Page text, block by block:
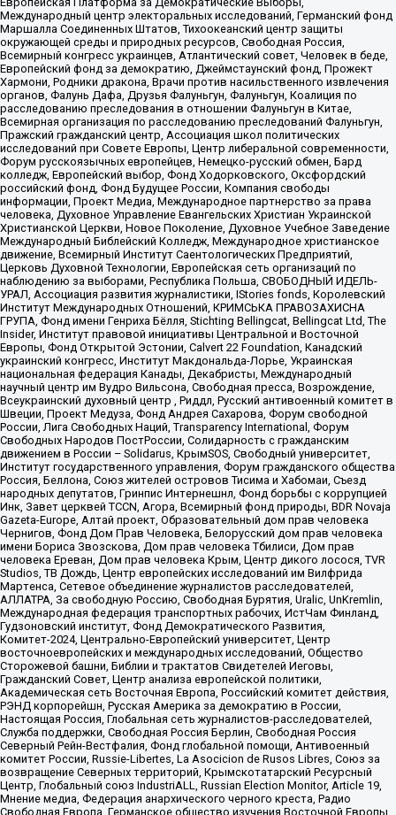
Международный центр электоральных исследований, Германский фонд
Маршалла Соединенных Штатов, Тихоокеанский центр защиты
окружающей среды и природных ресурсов, Свободная Россия,
Всемирный конгресс украинцев, Атлантический совет, Человек в беде,
Европейский фонд за демократию, Джеймстаунский фонд, Прожект
Хармони, Родники дракона, Врачи против насильственного извлечения
органов, Фалунь Дафа, Друзья Фалуньгун, Фалуньгун, Коалиция по
расследованию преследования в отношении Фалуньгун в Китае,
Всемирная организация по расследованию преследований Фалуньгун,
Пражский гражданский центр, Ассоциация школ политических
исследований при Совете Европы, Центр либеральной современности,
Форум русскоязычных европейцев, Немецко-русский обмен, Бард
колледж, Европейский выбор, Фонд Ходорковского, Оксфордский
российский фонд, Фонд Будущее России, Компания свободы
информации, Проект Медиа, Международное партнерство за права
человека, Духовное Управление Евангельских Христиан Украинской
Христианской Церкви, Новое Поколение, Духовное Учебное Заведение
Международный Библейский Колледж, Международное христианское
движение, Всемирный Институт Саентологических Предприятий,
Церковь Духовной Технологии, Европейская сеть организаций по
наблюдению за выборами, Республика Польша, СВОБОДНЫЙ ИДЕЛЬ-
УРАЛ, Ассоциация развития журналистики, IStories fonds, Королевский
Институт Международных Отношений, КРИМСЬКА ПРАВОЗАХИСНА
ГРУПА, Фонд имени Генриха Бёлля, Stichting Bellingcat, Bellingcat Ltd, The
Insider, Институт правовой инициативы Центральной и Восточной
Европы, Фонд Открытой Эстонии, Calvert 22 Foundation, Канадский
украинский конгресс, Институт Макдональда-Лорье, Украинская
национальная федерация Канады, Декабристы, Международный
научный центр им Вудро Вильсона, Свободная пресса, Возрождение,
Всеукраинский духовный центр , Риддл, Русский антивоенный комитет в
Швеции, Проект Медуза, Фонд Андрея Сахарова, Форум свободной
России, Лига Свободных Наций, Transparеncy International, Форум
Свободных Народов ПостРоссии, Солидарность с гражданским
движением в России – Solidarus, КрымSOS, Свободный университет,
Институт государственного управления, Форум гражданского общества
Россия, Беллона, Союз жителей островов Тисима и Хабомаи, Съезд
народных депутатов, Гринпис Интернешнл, Фонд борьбы с коррупцией
Инк, Завет церквей TCCN, Агора, Всемирный фонд природы, BDR Novaja
Gazeta-Europe, Алтай проект, Образовательный дом прав человека
Чернигов, Фонд Дом Прав Человека, Белорусский дом прав человека
имени Бориса Звозскова, Дом прав человека Тбилиси, Дом прав
человека Ереван, Дом прав человека Крым, Центр дикого лосося, TVR
Studios, ТВ Дождь, Центр европейских исследований им Вилфрида
Мартенса, Сетевое объединение журналистов расследователей,
АЛЛАТРА, За свободную Россию, Свободная Бурятия, Uralic, UnKremlin,
Международная федерация транспортных рабочих, ИстЧам Финланд,
Гудзоновский институт, Фонд Демократического Развития,
Комитет-2024, Центрально-Европейский университет, Центр
восточноевропейских и международных исследований, Общество
Сторожевой башни, Библии и трактатов Свидетелей Иеговы,
Гражданский Совет, Центр анализа европейской политики,
Академическая сеть Восточная Европа, Российский комитет действия,
РЭНД корпорейшн, Русская Америка за демократию в России,
Настоящая Россия, Глобальная сеть журналистов-расследователей,
Служба поддержки, Свободная Россия Берлин, Свободная Россия
Северный Рейн-Вестфалия, Фонд глобальной помощи, Антивоенный
комитет России, Russie-Libertes, La Asocicion de Rusos Libres, Союз за
возвращение Северных территорий, Крымскотатарский Ресурсный
Центр, Глобальный союз IndustriALL, Russian Election Monitor, Article 19,
Мнение медиа, Федерация анархического черного креста, Радио
Свободная Европа, Германское общество изучения Восточной Европы,